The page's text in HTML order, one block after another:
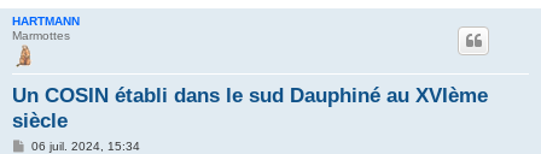
HARTMANN
Marmottes
Un COSIN établi dans le sud Dauphiné au XVIème
siècle
M06 juil. 2024, 15:34